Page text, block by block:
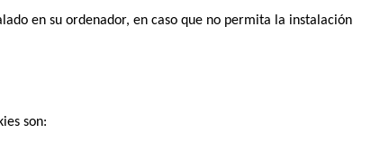
en su ordenador, en caso que no permita la instalación
son: